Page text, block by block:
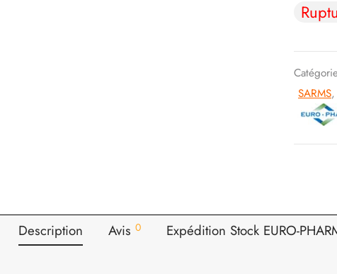
SARMS,
Description Avis 0 Expédition Stock EURO-